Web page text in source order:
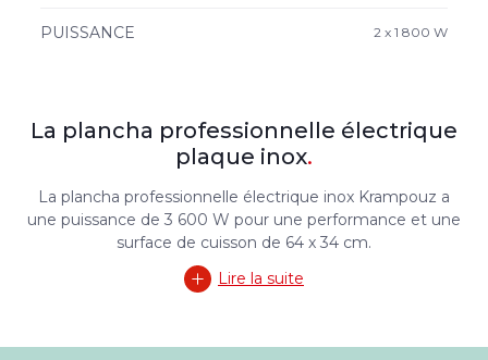
PUISSANCE 2 x 1 800 W
La plancha professionnelle électrique
plaque inox.
La plancha professionnelle électrique inox Krampouz a
une puissance de 3 600 W pour une performance et une
surface de cuisson de 64 x 34 cm.
Lire la suite